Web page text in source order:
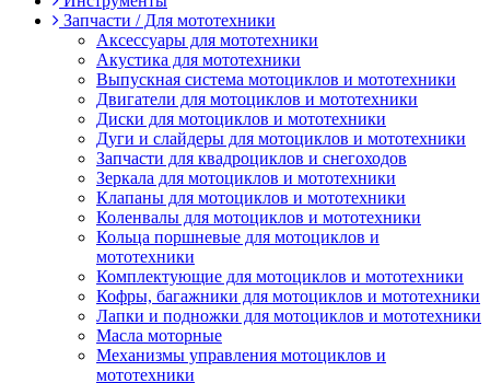
Запчасти / Для мототехники
Аксессуары для мототехники
Акустика для мототехники
Выпускная система мотоциклов и мототехники
Двигатели для мотоциклов и мототехники
Диски для мотоциклов и мототехники
Дуги и слайдеры для мотоциклов и мототехники
Запчасти для квадроциклов и снегоходов
Зеркала для мотоциклов и мототехники
Клапаны для мотоциклов и мототехники
Коленвалы для мотоциклов и мототехники
Кольца поршневые для мотоциклов и
мототехники
Комплектующие для мотоциклов и мототехники
Кофры, багажники для мотоциклов и мототехники
Лапки и подножки для мотоциклов и мототехники
Масла моторные
Механизмы управления мотоциклов и
мототехники